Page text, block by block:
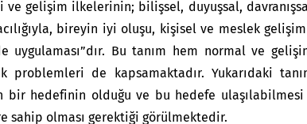
ve gelişim ilkelerinin; bilişsel, duyuşsal,
bireyin iyi oluşu, kişisel ve meslek
uygulaması”dır. Bu tanım hem normal ve
de kapsamaktadır. Yukarıdaki
bir hedefinin olduğu ve bu hedefe
sahip olması gerektiği görülmektedir.